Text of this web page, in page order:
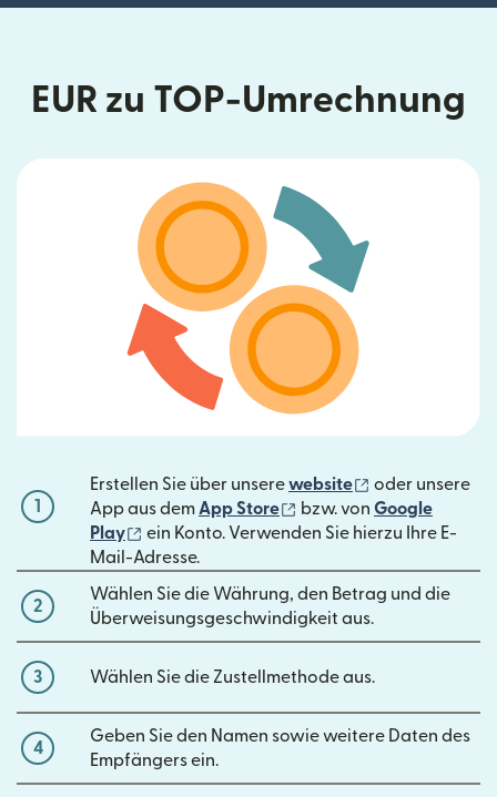
EUR zu TOP-Umrechnung
1
Erstellen Sie über unserewebsite (wird in einem
oder unsere
App aus demApp Store (wird in einem neuen
bzw. von Google
Play
(wird in einem neuen Fenster geöffnet)
ein Konto. Verwenden Sie hierzu Ihre E-
Mail-Adresse.
2
Wählen Sie die Währung, den Betrag und die
Überweisungsgeschwindigkeit aus.
3 Wählen Sie die Zustellmethode aus.
4
Geben Sie den Namen sowie weitere Daten des
Empfängers ein.